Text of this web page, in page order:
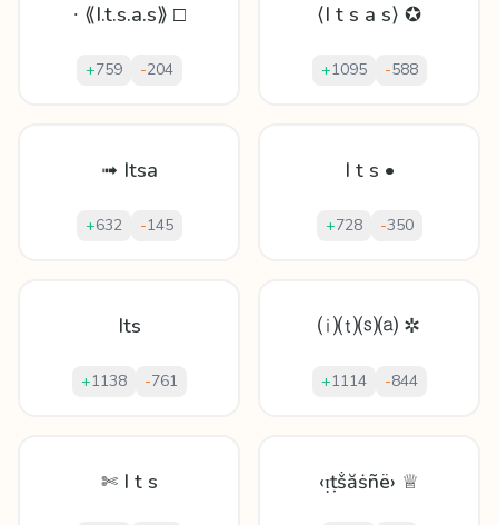
∙ ⟪I.t.s.a.s⟫ □
+759 -204
⟨I t s a s⟩ ✪
+1095 -588
➟ Itsa
+632 -145
I t s •
+728 -350
Its
+1138 -761
⒤⒯⒮⒜ ✲
+1114 -844
✄ I t s ‹ᴉṭṧăṡñë› ♕